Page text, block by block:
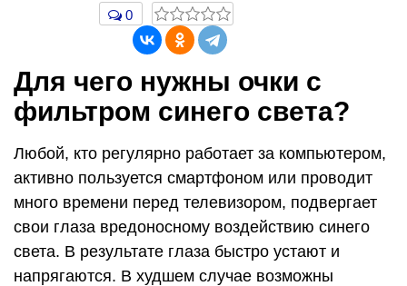
0
Для чего нужны очки с
фильтром синего света?
Любой, кто регулярно работает за компьютером,
активно пользуется смартфоном или проводит
много времени перед телевизором, подвергает
свои глаза вредоносному воздействию синего
света. В результате глаза быстро устают и
напрягаются. В худшем случае возможны